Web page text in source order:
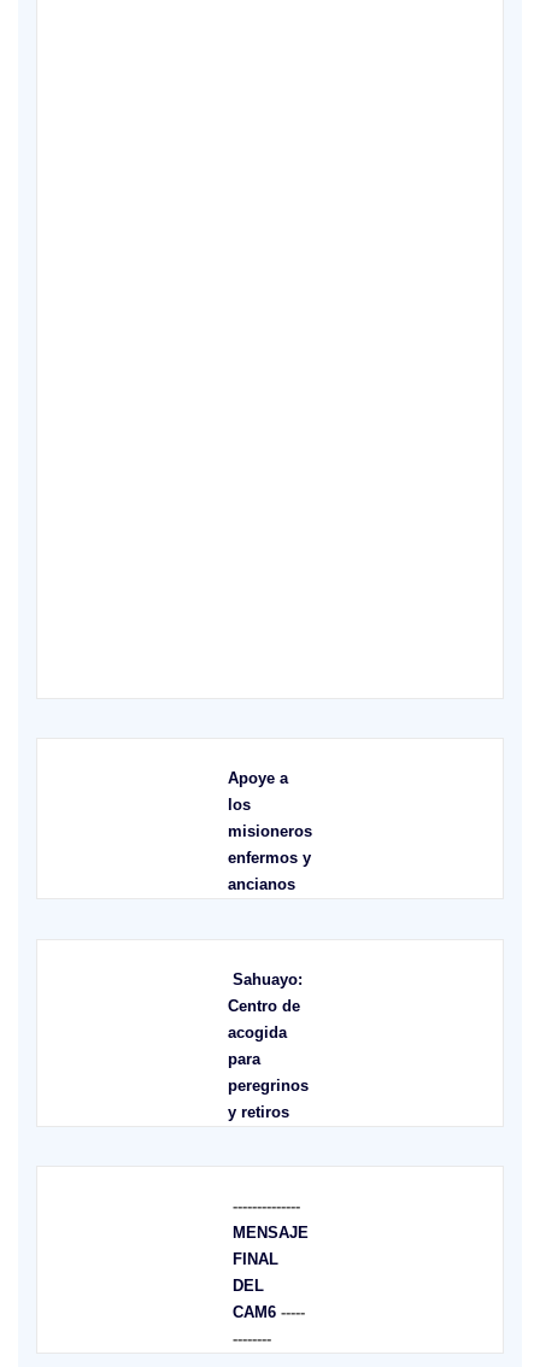
Apoye a
los
misioneros
enfermos y
ancianos
Sahuayo:
Centro de
acogida
para
peregrinos
y retiros
--------------
MENSAJE
FINAL
DEL
CAM6-----
--------